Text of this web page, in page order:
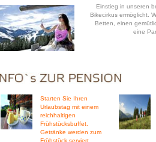
Einstieg in unseren
Bikecirkus ermöglicht.
Betten, einen
eine
Starten Sie Ihren
Urlaubstag mit einem
reichhaltigen
Frühstücksbuffet.
Getränke werden zum
Frühstück serviert